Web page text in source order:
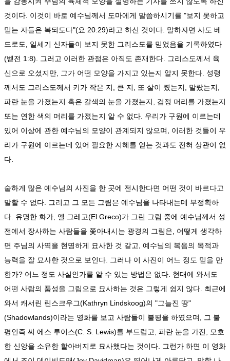
것이다. 이것이 바로 예수님께서 도마에게 말씀하시기를 "보지 못하고
믿는 자들은 복되도다"(요 20:29)라고 하신 것이다. 말하자면 사도 베
드로도, 일세기 신자들이 보지 못한 그리스도를 믿었음을 기록하였다
(벧전 1:8). 그러고 이러한 관점은 아직도 존재한다. 그리스도께서 육
신으로 오셨지만, 그가 어떤 모양을 가지고 있는지 알지 못한다. 성령
께서도 그리스도께서 키가 작은 지, 큰 지, 또 살이 쪘는지, 말랐는지,
파란 눈을 가졌는지 혹은 갈색의 눈을 가졌는지, 검정 머리를 가졌는지
또는 연한 색의 머리를 가졌는지 알 수 없다. 우리가 구원에 이르는데
있어 이상에 관한 예수님의 모양이 관계되지 않으며, 이러한 것들이 우
리가 구원에 이르는데 있어 필요한 지혜를 얻는 것과도 전혀 상관이 없
다.
숱하게 많은 예수님의 사진을 한 곳에 전시한다면 어떤 것이 바르다고
말할 수 없다. 그리고 그 모든 그림은 예수님을 나타내는데 부정확하
다. 유명한 화가, 엘 그레고(El Greco)가 그린 그림 중에 예수님께서 성
전에서 장사하는 사람들을 쫓아내시는 광경의 그림은, 어떻게 생각하
면 주님의 사역을 현명하게 묘사한 것 같고, 예수님의 복음의 목적과
능력을 잘 묘사한 것으로 보인다. 그러나 이 사진이 어느 정도 믿을 만
한가? 어느 정도 사실인가를 알 수 있는 방법은 없다. 현대에 와서도
어떤 사람의 품성을 그림으로 묘사하는 것은 그렇게 쉽지 않다. 최근에
와서 캐서린 린스크우그(Kathryn Lindskoog)의 "그늘진 땅"
(Shadowlands)이라는 영화를 보고 사람들이 불평을 하였으며, 그 불
평인즉 씨 에스 루이스(C. S. Lewis)를 부드럽고, 파란 눈을 가진, 모호
한 신앙을 소유한 할아버지로 묘사했다는 것이다. 그런가 하면 이 영화